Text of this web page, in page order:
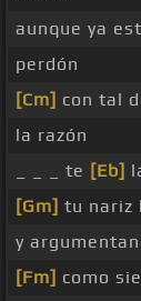
aunque ya
perdón
[Cm] con tal
la razón
_ _ _ te [Eb]
[Gm] tu nariz
y
[Fm] como